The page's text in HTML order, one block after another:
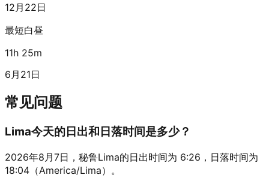
12月22日
最短白昼
11h 25m
6月21日
常见问题
Lima今天的日出和日落时间是多少？
2026年8月7日，秘鲁Lima的日出时间为 6:26，日落时间为
18:04（America/Lima）。